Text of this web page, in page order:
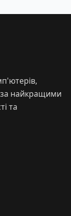
за найкращими
та